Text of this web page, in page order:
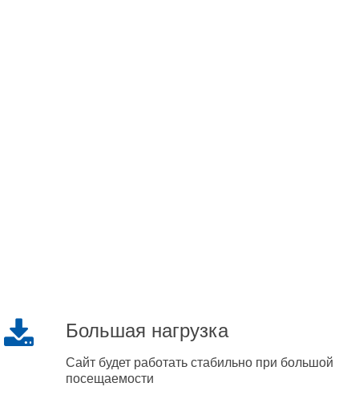
Большая нагрузка
Сайт будет работать стабильно при большой
посещаемости